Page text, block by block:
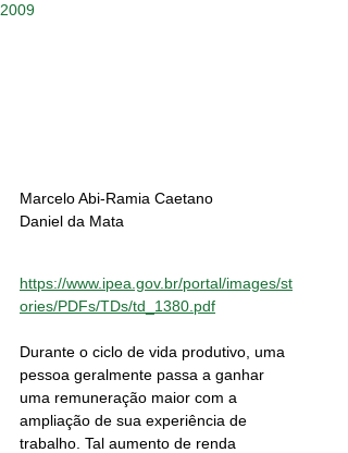
2009
Marcelo Abi-Ramia Caetano
Daniel da Mata
https://www.ipea.gov.br/portal/images/st
ories/PDFs/TDs/td_1380.pdf
Durante o ciclo de vida produtivo, uma
pessoa geralmente passa a ganhar
uma remuneração maior com a
ampliação de sua experiência de
trabalho. Tal aumento de renda